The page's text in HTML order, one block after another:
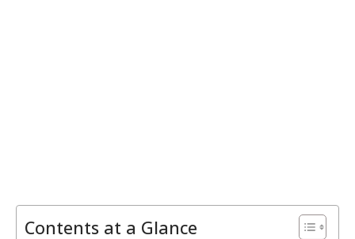
Contents at a Glance